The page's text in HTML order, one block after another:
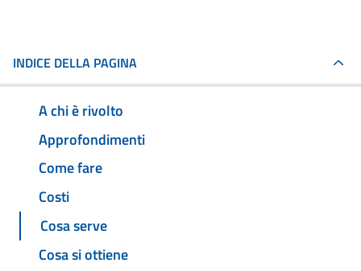
INDICE DELLA PAGINA
A chi è rivolto
Approfondimenti
Come fare
Costi
Cosa serve
Cosa si ottiene